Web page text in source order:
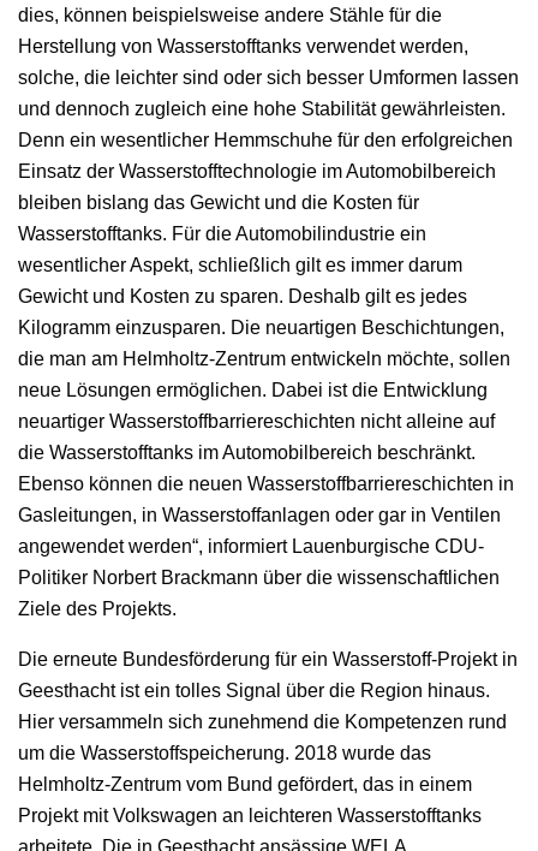
dies, können beispielsweise andere Stähle für die
Herstellung von Wasserstofftanks verwendet werden,
solche, die leichter sind oder sich besser Umformen lassen
und dennoch zugleich eine hohe Stabilität gewährleisten.
Denn ein wesentlicher Hemmschuhe für den erfolgreichen
Einsatz der Wasserstofftechnologie im Automobilbereich
bleiben bislang das Gewicht und die Kosten für
Wasserstofftanks. Für die Automobilindustrie ein
wesentlicher Aspekt, schließlich gilt es immer darum
Gewicht und Kosten zu sparen. Deshalb gilt es jedes
Kilogramm einzusparen. Die neuartigen Beschichtungen,
die man am Helmholtz-Zentrum entwickeln möchte, sollen
neue Lösungen ermöglichen. Dabei ist die Entwicklung
neuartiger Wasserstoffbarriereschichten nicht alleine auf
die Wasserstofftanks im Automobilbereich beschränkt.
Ebenso können die neuen Wasserstoffbarriereschichten in
Gasleitungen, in Wasserstoffanlagen oder gar in Ventilen
angewendet werden“, informiert Lauenburgische CDU-
Politiker Norbert Brackmann über die wissenschaftlichen
Ziele des Projekts.
Die erneute Bundesförderung für ein Wasserstoff-Projekt in
Geesthacht ist ein tolles Signal über die Region hinaus.
Hier versammeln sich zunehmend die Kompetenzen rund
um die Wasserstoffspeicherung. 2018 wurde das
Helmholtz-Zentrum vom Bund gefördert, das in einem
Projekt mit Volkswagen an leichteren Wasserstofftanks